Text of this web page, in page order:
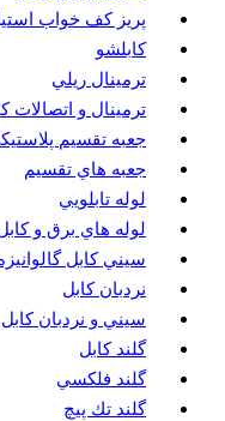
پريز كف خواب
كابلشو
ترمينال ريلي
ترمينال و اتصالات
جعبه تقسيم
جعبه هاي تقسيم
لوله تابلويي
لوله هاي برق و
سيني كابل
نردبان كابل
سيني و نردبان كابل
گلند كابل
گلند فلكسي
گلند تك پيچ